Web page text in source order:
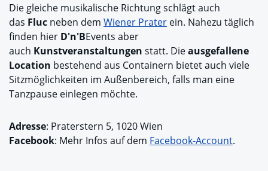
Die gleiche musikalische Richtung schlägt auch
das Fluc neben dem Wiener Prater ein. Nahezu täglich
finden hier D'n'BEvents aber
auch Kunstveranstaltungen statt. Dieausgefallene
Location bestehend aus Containern bietet auch viele
Sitzmöglichkeiten im Außenbereich, falls man eine
Tanzpause einlegen möchte.
Adresse: Praterstern 5, 1020 Wien
Facebook: Mehr Infos auf dem Facebook-Account.